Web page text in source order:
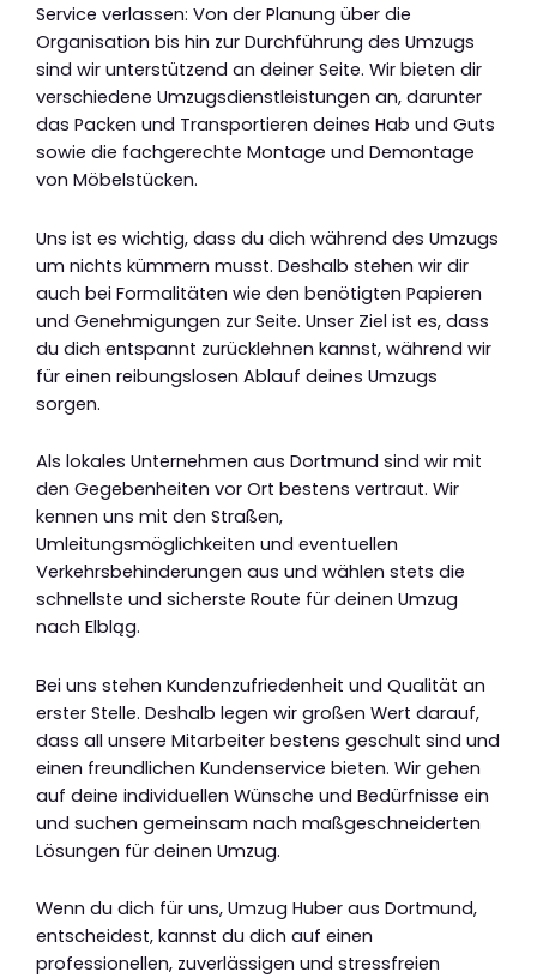
Service verlassen: Von der Planung über die
Organisation bis hin zur Durchführung des Umzugs
sind wir unterstützend an deiner Seite. Wir bieten dir
verschiedene Umzugsdienstleistungen an, darunter
das Packen und Transportieren deines Hab und Guts
sowie die fachgerechte Montage und Demontage
von Möbelstücken.
Uns ist es wichtig, dass du dich während des Umzugs
um nichts kümmern musst. Deshalb stehen wir dir
auch bei Formalitäten wie den benötigten Papieren
und Genehmigungen zur Seite. Unser Ziel ist es, dass
du dich entspannt zurücklehnen kannst, während wir
für einen reibungslosen Ablauf deines Umzugs
sorgen.
Als lokales Unternehmen aus Dortmund sind wir mit
den Gegebenheiten vor Ort bestens vertraut. Wir
kennen uns mit den Straßen,
Umleitungsmöglichkeiten und eventuellen
Verkehrsbehinderungen aus und wählen stets die
schnellste und sicherste Route für deinen Umzug
nach Elbląg.
Bei uns stehen Kundenzufriedenheit und Qualität an
erster Stelle. Deshalb legen wir großen Wert darauf,
dass all unsere Mitarbeiter bestens geschult sind und
einen freundlichen Kundenservice bieten. Wir gehen
auf deine individuellen Wünsche und Bedürfnisse ein
und suchen gemeinsam nach maßgeschneiderten
Lösungen für deinen Umzug.
Wenn du dich für uns, Umzug Huber aus Dortmund,
entscheidest, kannst du dich auf einen
professionellen, zuverlässigen und stressfreien